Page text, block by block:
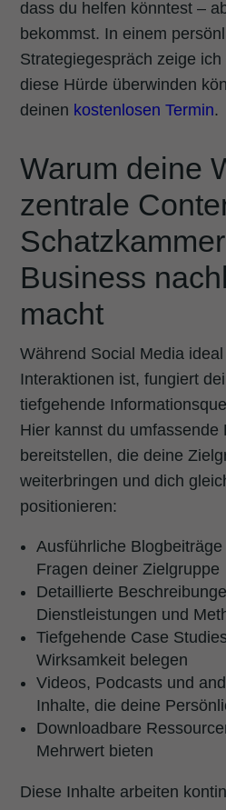
dass du helfen könntest –
bekommst. In einem
Strategiegespräch zeige
diese Hürde überwinden
deinen kostenlosen Termin.
Warum deine
zentrale
Business
macht
Während Social Media
Interaktionen ist, fungiert
tiefgehende
Hier kannst du umfassende
bereitstellen, die deine
weiterbringen und dich
positionieren:
Ausführliche
Fragen deiner Zielgruppe
Detaillierte
Dienstleistungen und
Tiefgehende Case
Wirksamkeit belegen
Videos, Podcasts und
Inhalte, die deine
Downloadbare
Mehrwert bieten
Diese Inhalte arbeiten